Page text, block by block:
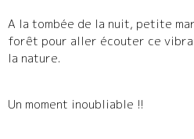
A la tombée de la nuit, petite
forêt pour aller écouter ce
la nature.
Un moment inoubliable !!